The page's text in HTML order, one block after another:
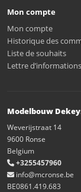
Mon compte
Mon compte
Historique des
Liste de souhaits
Lettre d’informations
Modelbouw
Weverijstraat 14
9600 Ronse
Belgium
+3255457960
info@mcronse.be
BE0861.419.683